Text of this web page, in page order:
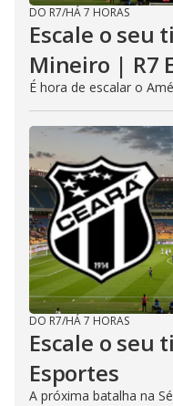
DO R7/HÁ 7 HORAS
Escale o seu
Mineiro | R7
É hora de escalar o
DO R7/HÁ 7 HORAS
Escale o seu
Esportes
A próxima batalha na